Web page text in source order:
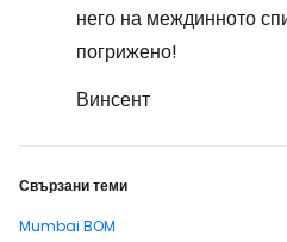
него на междинното
погрижено!
Винсент
Свързани теми
Mumbai BOM